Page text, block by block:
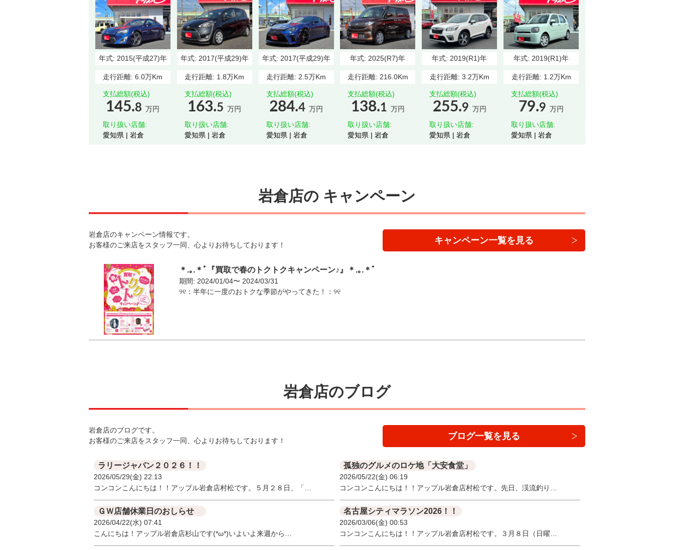
年式: 2015(平成27)年
走行距離: 6.0万Km
支払総額(税込)
145.8 万円
取り扱い店舗:
愛知県 | 岩倉
年式: 2017(平成29)年
走行距離: 1.8万Km
支払総額(税込)
163.5 万円
取り扱い店舗:
愛知県 | 岩倉
年式: 2017(平成29)年
走行距離: 2.5万Km
支払総額(税込)
284.4 万円
取り扱い店舗:
愛知県 | 岩倉
年式: 2025(R7)年
走行距離: 216.0Km
支払総額(税込)
138.1 万円
取り扱い店舗:
愛知県 | 岩倉
年式: 2019(R1)年
走行距離: 3.2万Km
支払総額(税込)
255.9 万円
取り扱い店舗:
愛知県 | 岩倉
年式: 2019(R1)年
走行距離: 1.2万Km
支払総額(税込)
79.9 万円
取り扱い店舗:
愛知県 | 岩倉
岩倉店の キャンペーン
岩倉店のキャンペーン情報です。
お客様のご来店をスタッフ一同、心よりお待ちしております！
キャンペーン一覧を見る
＊.｡.＊ﾟ『買取で春のトクトクキャンペーン♪』＊.｡.＊ﾟ
期間: 2024/01/04〜 2024/03/31
୨୧：半年に一度のおトクな季節がやってきた！：୨୧
岩倉店のブログ
岩倉店のブログです。
お客様のご来店をスタッフ一同、心よりお待ちしております！
ブログ一覧を見る
ラリージャパン２０２６！！
2026/05/29(金) 22:13
コンコンこんにちは！！アップル岩倉店村松です。５月２８日、「…
孤独のグルメのロケ地「大安食堂」
2026/05/22(金) 06:19
コンコンこんにちは！！アップル岩倉店村松です。先日、渓流釣り…
ＧＷ店舗休業日のおしらせ
2026/04/22(水) 07:41
こんにちは！アップル岩倉店杉山です(*ω*)いよいよ来週から…
名古屋シティマラソン2026！！
2026/03/06(金) 00:53
コンコンこんにちは！！アップル岩倉店村松です。３月８日（日曜…